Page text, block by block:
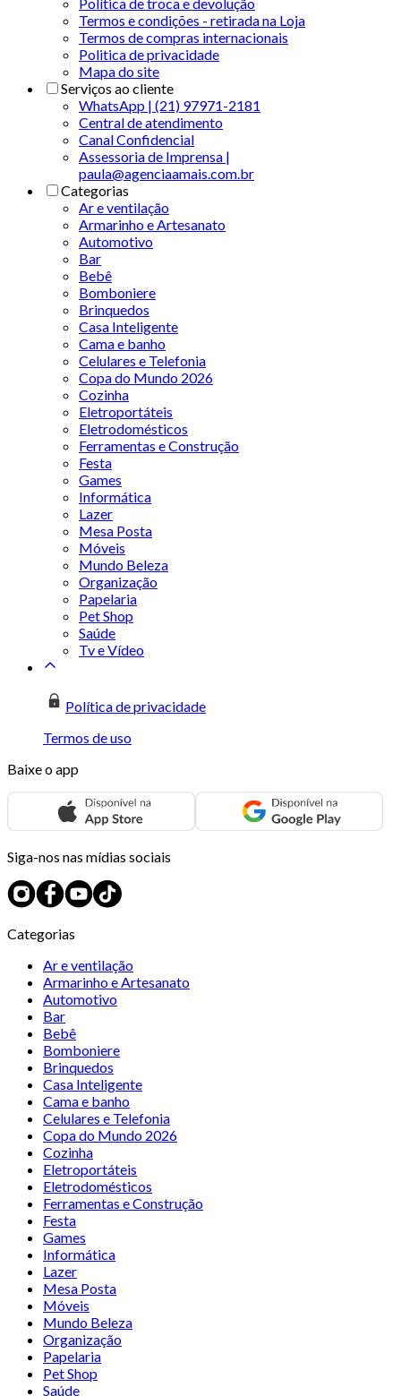
Termos e condições - retirada na Loja
Termos de compras internacionais
Politica de privacidade
Mapa do site
Serviços ao cliente
WhatsApp | (21) 97971-2181
Central de atendimento
Canal Confidencial
Assessoria de Imprensa |
paula@agenciaamais.com.br
Categorias
Ar e ventilação
Armarinho e Artesanato
Automotivo
Bar
Bebê
Bomboniere
Brinquedos
Casa Inteligente
Cama e banho
Celulares e Telefonia
Copa do Mundo 2026
Cozinha
Eletroportáteis
Eletrodomésticos
Ferramentas e Construção
Festa
Games
Informática
Lazer
Mesa Posta
Móveis
Mundo Beleza
Organização
Papelaria
Pet Shop
Saúde
Tv e Vídeo
Política de privacidade
Termos de uso
Baixe o app
Siga-nos nas mídias sociais
Categorias
Ar e ventilação
Armarinho e Artesanato
Automotivo
Bar
Bebê
Bomboniere
Brinquedos
Casa Inteligente
Cama e banho
Celulares e Telefonia
Copa do Mundo 2026
Cozinha
Eletroportáteis
Eletrodomésticos
Ferramentas e Construção
Festa
Games
Informática
Lazer
Mesa Posta
Móveis
Mundo Beleza
Organização
Papelaria
Pet Shop
Saúde